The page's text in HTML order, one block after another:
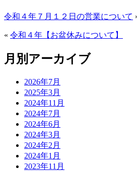
令和４年７月１２日の営業について
« 令和４年【お盆休みについて】
月別アーカイブ
2026年7月
2025年3月
2024年11月
2024年7月
2024年6月
2024年3月
2024年2月
2024年1月
2023年11月